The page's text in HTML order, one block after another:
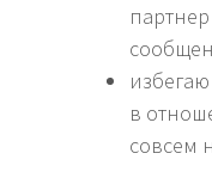
в
совсем